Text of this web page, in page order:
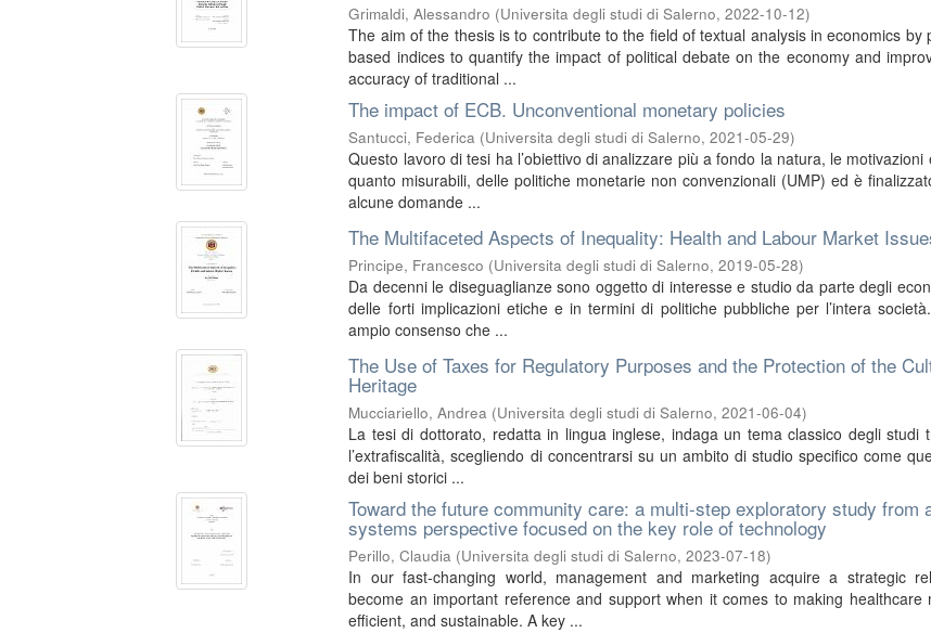
Grimaldi, Alessandro (Universita degli studi di Salerno,2022-10-12)
The aim of the thesis is to contribute to the field of textual analysis in economics by
based indices to quantify the impact of political debate on the economy and
accuracy of traditional ...
The impact of ECB. Unconventional monetary policies
Santucci, Federica (Universita degli studi di Salerno,2021-05-29)
Questo lavoro di tesi ha l’obiettivo di analizzare più a fondo la natura, le motivazioni
quanto misurabili, delle politiche monetarie non convenzionali (UMP) ed è
alcune domande ...
The Multifaceted Aspects of Inequality: Health and Labour Market
Principe, Francesco (Universita degli studi di Salerno,2019-05-28)
Da decenni le diseguaglianze sono oggetto di interesse e studio da parte degli
delle forti implicazioni etiche e in termini di politiche pubbliche per l’intera
ampio consenso che ...
The Use of Taxes for Regulatory Purposes and the Protection of the
Heritage
Mucciariello, Andrea (Universita degli studi di Salerno,2021-06-04)
La tesi di dottorato, redatta in lingua inglese, indaga un tema classico degli studi
l’extrafiscalità, scegliendo di concentrarsi su un ambito di studio specifico come
dei beni storici ...
Toward the future community care: a multi-step exploratory study from
systems perspective focused on the key role of technology
Perillo, Claudia (Universita degli studi di Salerno,2023-07-18)
In our fast-changing world, management and marketing acquire a strategic
become an important reference and support when it comes to making healthcare
efficient, and sustainable. A key ...